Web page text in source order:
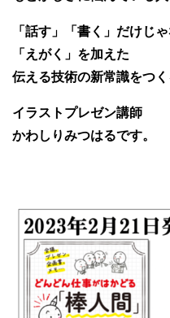
「話す」「書く」だけじゃ
「えがく」を加えた
伝える技術の新常識をつく
イラストプレゼン講師
かわしりみつはるです。